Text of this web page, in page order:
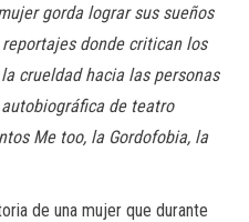
gorda lograr sus sueños
donde critican los
crueldad hacia las personas
de teatro
Me too, la Gordofobia, la
de una mujer que durante